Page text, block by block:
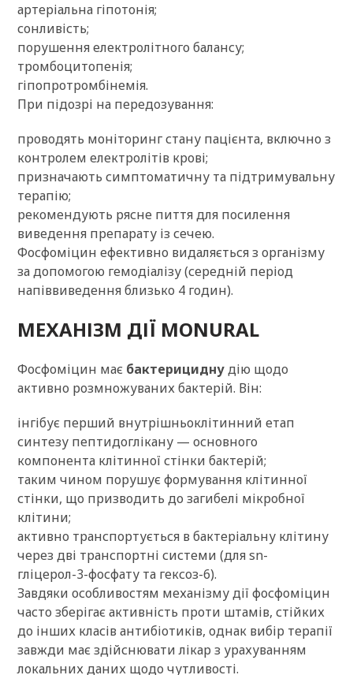
артеріальна гіпотонія;
сонливість;
порушення електролітного балансу;
тромбоцитопенія;
гіпопротромбінемія.
При підозрі на передозування:
проводять моніторинг стану пацієнта, включно з
контролем електролітів крові;
призначають симптоматичну та підтримувальну
терапію;
рекомендують рясне пиття для посилення
виведення препарату із сечею.
Фосфоміцин ефективно видаляється з організму
за допомогою гемодіалізу (середній період
напіввиведення близько 4 годин).
МЕХАНІЗМ ДІЇ MONURAL
Фосфоміцин має бактерициднудію щодо
активно розмножуваних бактерій. Він:
інгібує перший внутрішньоклітинний етап
синтезу пептидоглікану — основного
компонента клітинної стінки бактерій;
таким чином порушує формування клітинної
стінки, що призводить до загибелі мікробної
клітини;
активно транспортується в бактеріальну клітину
через дві транспортні системи (для sn-
гліцерол-3-фосфату та гексоз-6).
Завдяки особливостям механізму дії фосфоміцин
часто зберігає активність проти штамів, стійких
до інших класів антибіотиків, однак вибір терапії
завжди має здійснювати лікар з урахуванням
локальних даних щодо чутливості.